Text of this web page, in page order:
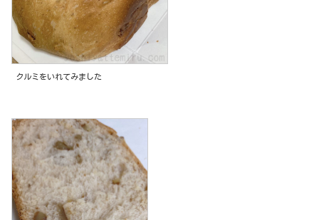
クルミをいれてみました